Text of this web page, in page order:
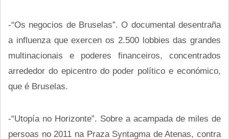
-“Os negocios de Bruselas”. O documental desentraña
a influenza que exercen os 2.500 lobbies das grandes
multinacionais e poderes financeiros, concentrados
arrededor do epicentro do poder político e económico,
que é Bruselas.
-“Utopía no Horizonte”. Sobre a acampada de miles de
persoas no 2011 na Praza Syntagma de Atenas, contra